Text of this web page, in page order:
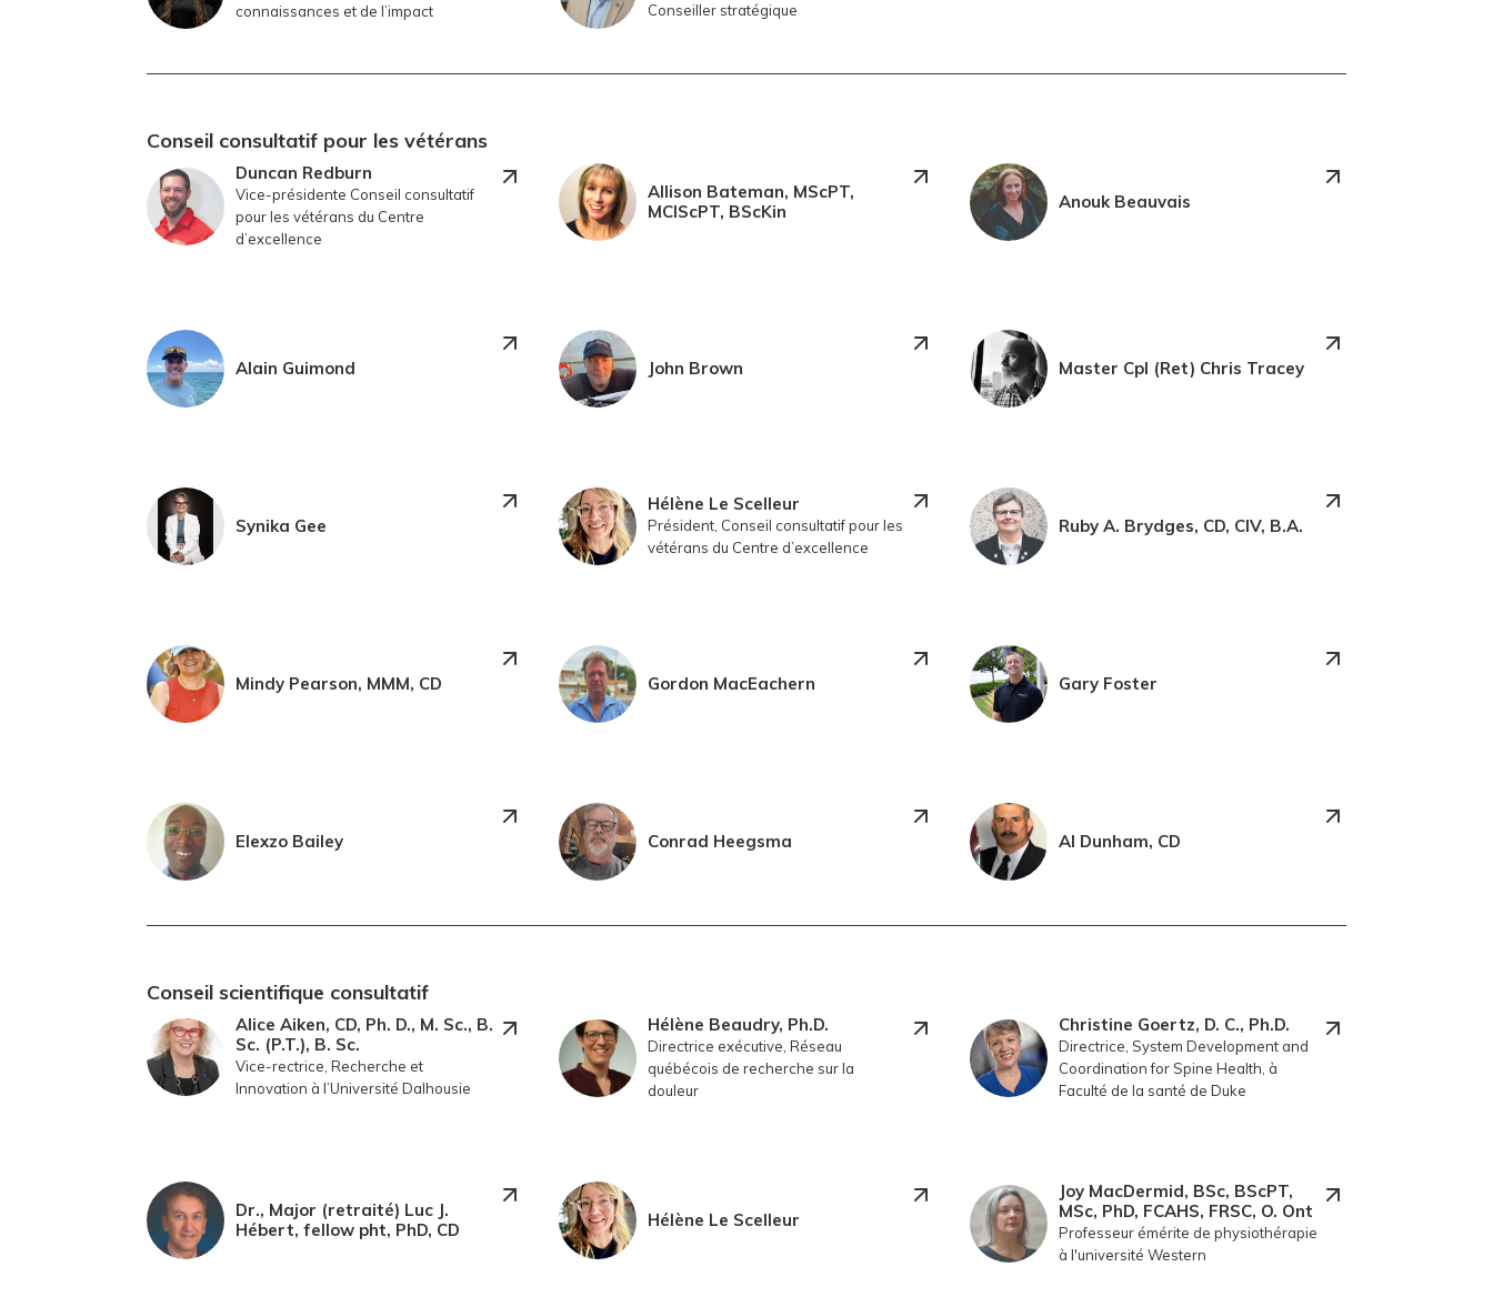
connaissances et de l’impact
Conseiller stratégique
Conseil consultatif pour les vétérans
Duncan Redburn
Vice-présidente Conseil consultatif
pour les vétérans du Centre
d’excellence
Allison Bateman, MScPT,
MClScPT, BScKin
Anouk Beauvais
Alain Guimond John Brown Master Cpl (Ret) Chris Tracey
Synika Gee
Hélène Le Scelleur
Président, Conseil consultatif pour les
vétérans du Centre d’excellence
Ruby A. Brydges, CD, CIV, B.A.
Mindy Pearson, MMM, CD Gordon MacEachern Gary Foster
Elexzo Bailey Conrad Heegsma Al Dunham, CD
Conseil scientifique consultatif
Alice Aiken, CD, Ph. D., M. Sc., B.
Sc. (P.T.), B. Sc.
Vice-rectrice, Recherche et
Innovation à l’Université Dalhousie
Hélène Beaudry, Ph.D.
Directrice exécutive, Réseau
québécois de recherche sur la
douleur
Christine Goertz, D. C., Ph.D.
Directrice, System Development and
Coordination for Spine Health, à
Faculté de la santé de Duke
Dr., Major (retraité) Luc J.
Hébert, fellow pht, PhD, CD
Hélène Le Scelleur
Joy MacDermid, BSc, BScPT,
MSc, PhD, FCAHS, FRSC, O. Ont
Professeur émérite de physiothérapie
à l'université Western